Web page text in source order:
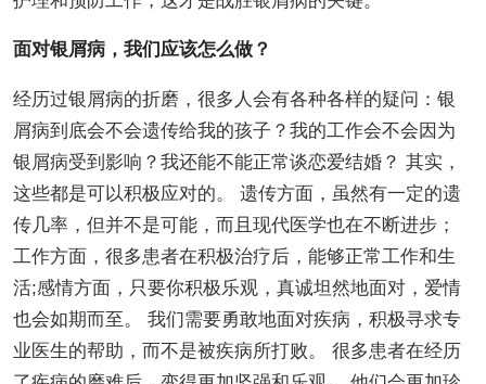
面对银屑病，我们应该怎么做？
经历过银屑病的折磨，很多人会有各种各样的疑问：银
屑病到底会不会遗传给我的孩子？我的工作会不会因为
银屑病受到影响？我还能不能正常谈恋爱结婚？ 其实，
这些都是可以积极应对的。 遗传方面，虽然有一定的遗
传几率，但并不是可能，而且现代医学也在不断进步；
工作方面，很多患者在积极治疗后，能够正常工作和生
活;感情方面，只要你积极乐观，真诚坦然地面对，爱情
也会如期而至。 我们需要勇敢地面对疾病，积极寻求专
业医生的帮助，而不是被疾病所打败。 很多患者在经历